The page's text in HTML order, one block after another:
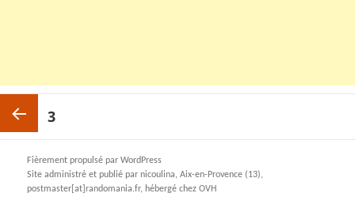
des
publications
Page
PAGE3
Fièrement propulsé par WordPress
Site administré et publié par nicoulina, Aix-en-Provence (13),
postmaster[at]randomania.fr, hébergé chez OVH